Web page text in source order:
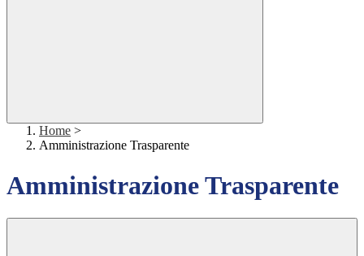
Home >
Amministrazione Trasparente
Amministrazione Trasparente